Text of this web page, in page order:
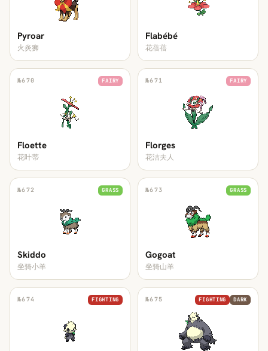
Pyroar
火炎狮
Flabébé
花蓓蓓
№670 FAIRY
Floette
花叶蒂
№671 FAIRY
Florges
花洁夫人
№672 GRASS
Skiddo
坐骑小羊
№673 GRASS
Gogoat
坐骑山羊
№674 FIGHTING №675 FIGHTING DARK